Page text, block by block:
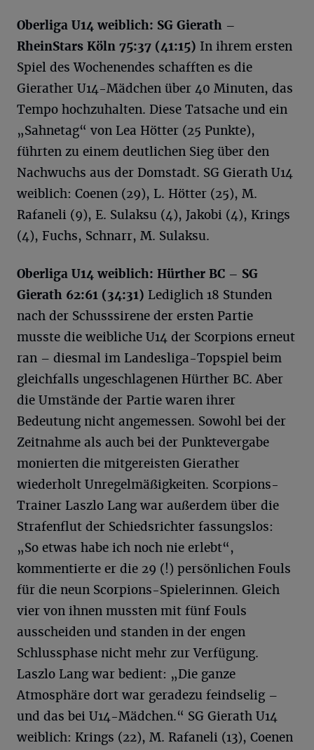
Oberliga U14 weiblich: SG Gierath –
RheinStars Köln 75:37 (41:15) In ihrem ersten
Spiel des Wochenendes schafften es die
Gierather U14-Mädchen über 40 Minuten, das
Tempo hochzuhalten. Diese Tatsache und ein
„Sahnetag“ von Lea Hötter (25 Punkte),
führten zu einem deutlichen Sieg über den
Nachwuchs aus der Domstadt. SG Gierath U14
weiblich: Coenen (29), L. Hötter (25), M.
Rafaneli (9), E. Sulaksu (4), Jakobi (4), Krings
(4), Fuchs, Schnarr, M. Sulaksu.
Oberliga U14 weiblich: Hürther BC – SG
Gierath 62:61 (34:31) Lediglich 18 Stunden
nach der Schusssirene der ersten Partie
musste die weibliche U14 der Scorpions erneut
ran – diesmal im Landesliga-Topspiel beim
gleichfalls ungeschlagenen Hürther BC. Aber
die Umstände der Partie waren ihrer
Bedeutung nicht angemessen. Sowohl bei der
Zeitnahme als auch bei der Punktevergabe
monierten die mitgereisten Gierather
wiederholt Unregelmäßigkeiten. Scorpions-
Trainer Laszlo Lang war außerdem über die
Strafenflut der Schiedsrichter fassungslos:
„So etwas habe ich noch nie erlebt“,
kommentierte er die 29 (!) persönlichen Fouls
für die neun Scorpions-Spielerinnen. Gleich
vier von ihnen mussten mit fünf Fouls
ausscheiden und standen in der engen
Schlussphase nicht mehr zur Verfügung.
Laszlo Lang war bedient: „Die ganze
Atmosphäre dort war geradezu feindselig –
und das bei U14-Mädchen.“ SG Gierath U14
weiblich: Krings (22), M. Rafaneli (13), Coenen